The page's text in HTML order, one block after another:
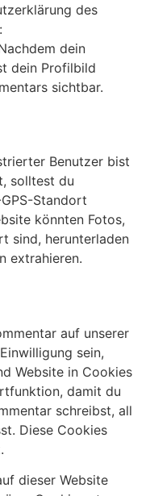
des
dein
dein Profilbild
sichtbar.
Benutzer bist
solltest du
Standort
könnten Fotos,
sind, herunterladen
extrahieren.
auf unserer
sein,
Website in Cookies
damit du
schreibst, all
Diese Cookies
dieser Website